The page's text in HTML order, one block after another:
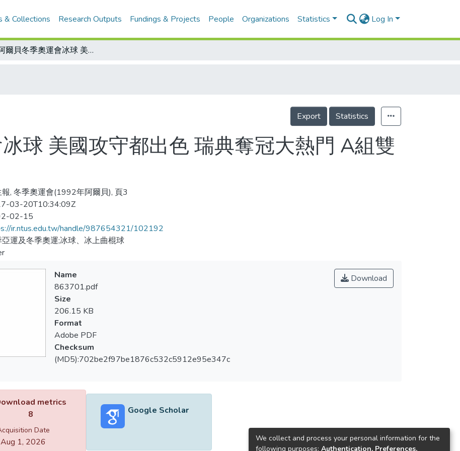
& Collections Research Outputs Fundings & Projects People Organizations Statistics Log In
阿爾貝冬季奧運會冰球 美國攻守都出色 瑞典奪冠大熱門 A組雙強 3連勝篤定晉級
Export Statistics
球 美國攻守都出色 瑞典奪冠大熱門 A組雙
報, 冬季奧運會(1992年阿爾貝), 頁3
03-20T10:34:09Z
02-15
ir.ntus.edu.tw/handle/987654321/102192
運及冬季奧運;冰球、冰上曲棍球
Download
Name
863701.pdf
Size
206.15 KB
Format
Adobe PDF
Checksum
(MD5):702be2f97be1876c532c5912e95e347c
metrics
8
Date
Aug 1, 2026
Google Scholar
We collect and process your personal information for the
following purposes: Authentication, Preferences,